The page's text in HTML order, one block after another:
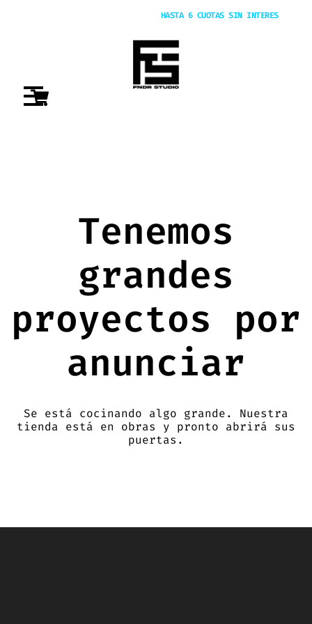
HASTA 6 CUOTAS SIN INTERES
Tenemos
grandes
proyectos por
anunciar
Se está cocinando algo grande. Nuestra
tienda está en obras y pronto abrirá sus
puertas.